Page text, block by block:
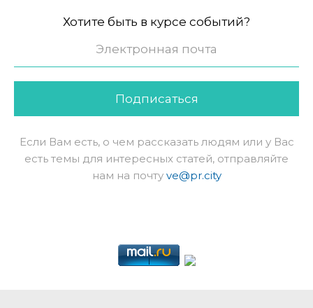
Хотите быть в курсе событий?
Подписаться
Если Вам есть, о чем рассказать людям или у Вас
есть темы для интересных статей, отправляйте
нам на почту ve@pr.city